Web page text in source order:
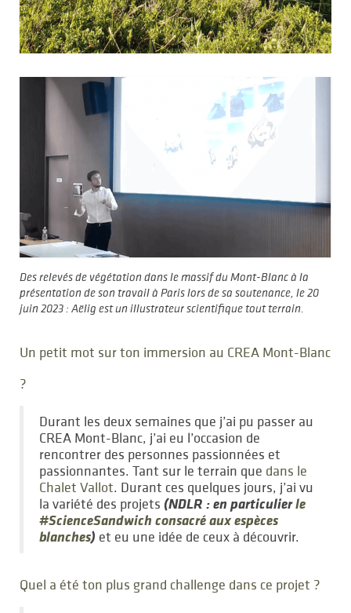
Des relevés de végétation dans le massif du Mont-Blanc à la
présentation de son travail à Paris lors de sa soutenance, le 20
juin 2023 : Aëlig est un illustrateur scientifique tout terrain.
Un petit mot sur ton immersion au CREA Mont-Blanc
?
Durant les deux semaines que j’ai pu passer au
CREA Mont-Blanc, j’ai eu l’occasion de
rencontrer des personnes passionnées et
passionnantes. Tant sur le terrain que dans le
Chalet Vallot. Durant ces quelques jours, j’ai vu
la variété des projets (NDLR : en particulierle
#ScienceSandwich consacré aux espèces
blanches) et eu une idée de ceux à découvrir.
Quel a été ton plus grand challenge dans ce projet ?